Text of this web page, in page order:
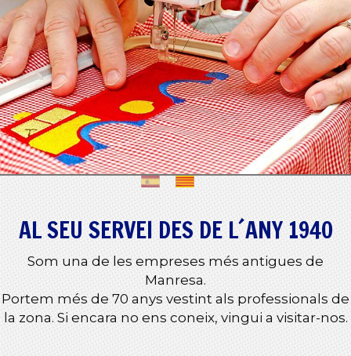
AL SEU SERVEI DES DE L´ANY 1940
Som una de les empreses més antigues de
Manresa.
Portem més de 70 anys vestint als professionals de
la zona. Si encara no ens coneix, vingui a visitar-nos.